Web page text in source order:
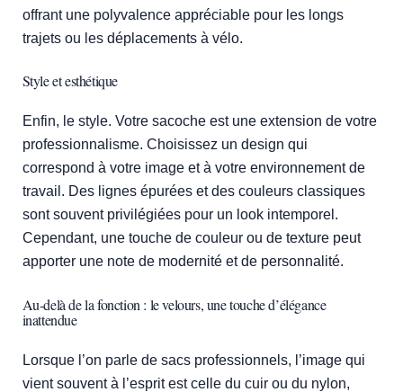
offrant une polyvalence appréciable pour les longs
trajets ou les déplacements à vélo.
Style et esthétique
Enfin, le style. Votre sacoche est une extension de votre
professionnalisme. Choisissez un design qui
correspond à votre image et à votre environnement de
travail. Des lignes épurées et des couleurs classiques
sont souvent privilégiées pour un look intemporel.
Cependant, une touche de couleur ou de texture peut
apporter une note de modernité et de personnalité.
Au-delà de la fonction : le velours, une touche d’élégance
inattendue
Lorsque l’on parle de sacs professionnels, l’image qui
vient souvent à l’esprit est celle du cuir ou du nylon,